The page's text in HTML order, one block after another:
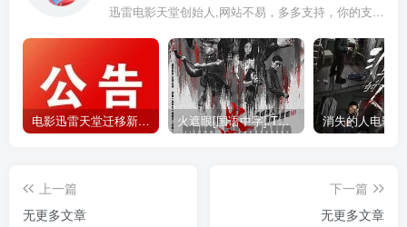
迅雷电影天堂创始人,网站不易，多多支持，你的支持，是我前进的动力！
电影迅雷天堂迁移新服务器,正常更新，维护完毕! 火遮眼[国语中字].The.Furious.2026.1080p+2160p高清下载
上一篇
无更多文章
下一篇
无更多文章